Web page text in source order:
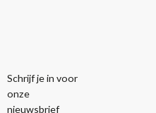
Schrijf je in voor
onze
nieuwsbrief